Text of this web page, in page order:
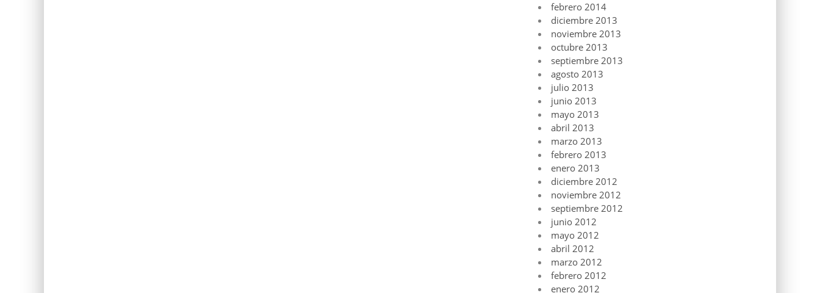
febrero 2014
diciembre 2013
noviembre 2013
octubre 2013
septiembre 2013
agosto 2013
julio 2013
junio 2013
mayo 2013
abril 2013
marzo 2013
febrero 2013
enero 2013
diciembre 2012
noviembre 2012
septiembre 2012
junio 2012
mayo 2012
abril 2012
marzo 2012
febrero 2012
enero 2012